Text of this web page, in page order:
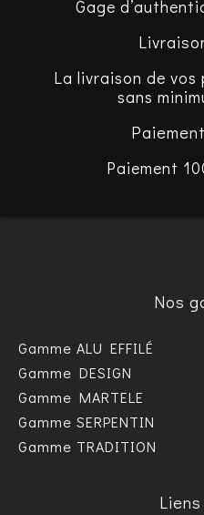
Gage
La livraison de
sans
Paiement
Nos
Gamme ALU EFFILÉ
Gamme DESIGN
Gamme MARTELE
Gamme SERPENTIN
Gamme TRADITION